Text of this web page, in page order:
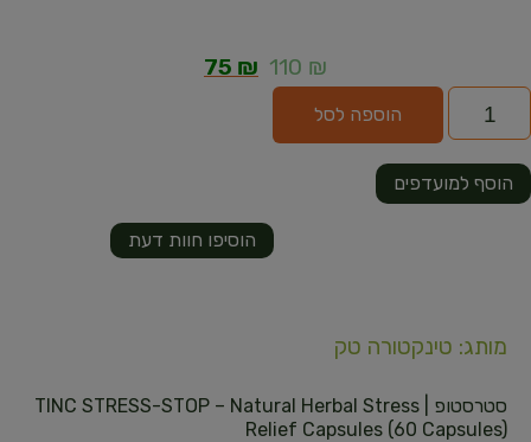
110 ₪
75 ₪
הוספה לסל
הוסיפו חוות דעת
הוסף למועדפים
מותג: טינקטורה טק
סטרסטופ | TINC STRESS-STOP – Natural Herbal Stress
Relief Capsules (60 Capsules)